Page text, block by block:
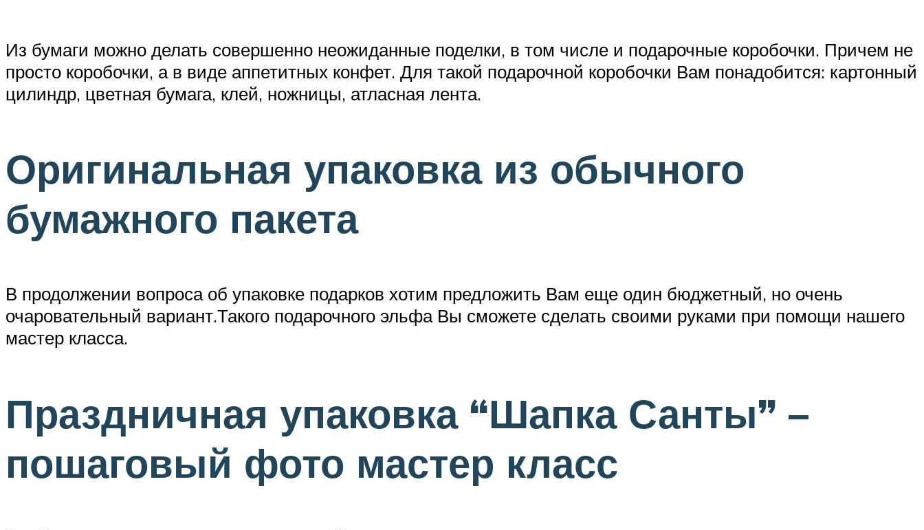
Из бумаги можно делать совершенно неожиданные поделки, в том числе и подарочные коробочки. Причем не
просто коробочки, а в виде аппетитных конфет. Для такой подарочной коробочки Вам понадобится: картонный
цилиндр, цветная бумага, клей, ножницы, атласная лента.
Оригинальная упаковка из обычного
бумажного пакета
В продолжении вопроса об упаковке подарков хотим предложить Вам еще один бюджетный, но очень
очаровательный вариант.Такого подарочного эльфа Вы сможете сделать своими руками при помощи нашего
мастер класса.
Праздничная упаковка “Шапка Санты” –
пошаговый фото мастер класс